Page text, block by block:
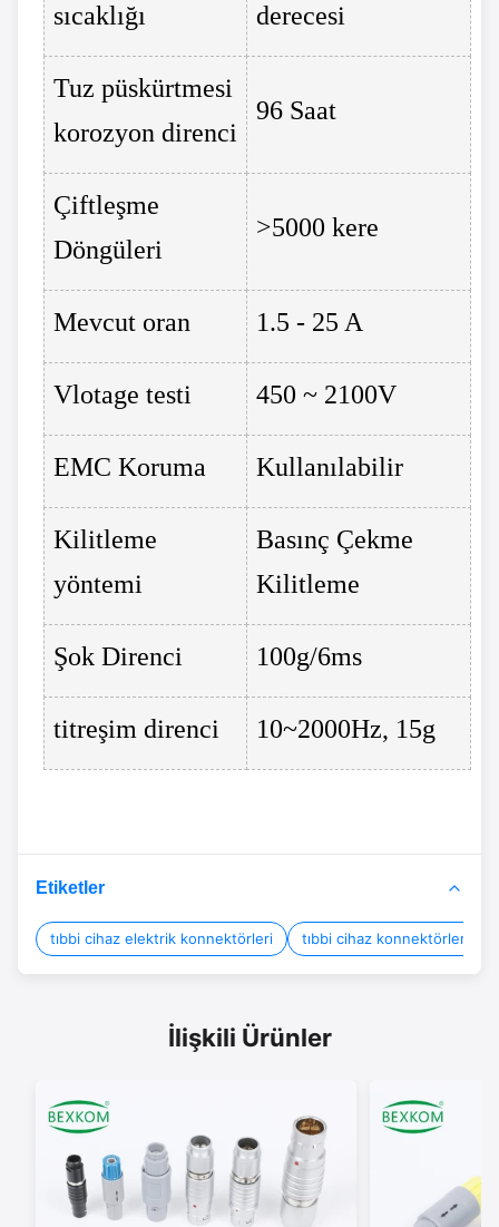
sıcaklığı
derecesi
Tuz püskürtmesi
korozyon direnci
96 Saat
Çiftleşme
Döngüleri
>5000 kere
Mevcut oran 1.5 - 25 A
Vlotage testi 450 ~ 2100V
EMC Koruma Kullanılabilir
Kilitleme
yöntemi
Basınç Çekme
Kilitleme
Şok Direnci 100g/6ms
titreşim direnci 10~2000Hz, 15g
Etiketler
tıbbi cihaz elektrik konnektörleri tıbbi cihaz konnektörleri
İlişkili Ürünler